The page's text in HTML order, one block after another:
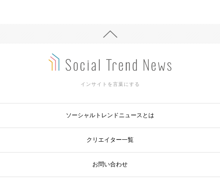
インサイトを言葉にする
ソーシャルトレンドニュースとは
クリエイター一覧
お問い合わせ